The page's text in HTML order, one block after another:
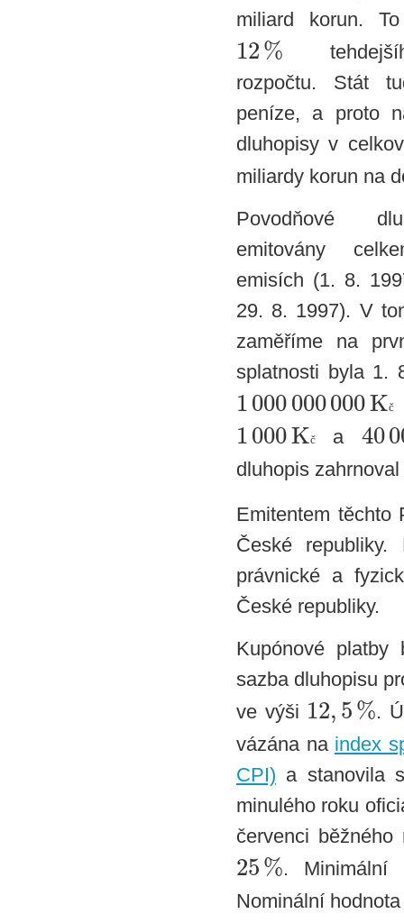
miliard korun.
12%
rozpočtu. Stát
peníze, a proto
dluhopisy v
miliardy korun na
Povodňové
emitovány
emisích (1. 8.
29. 8. 1997). V
zaměříme na
splatnosti byla 1.
1000000000Kč
1000Kč a 40
dluhopis zahrnoval
Emitentem těchto
České
právnické a
České republiky.
Kupónové
sazba dluhopisu
ve výši 12,5%.
vázána na index
CPI) a stanovila
minulého roku
červenci
25%. Minimální
Nominální